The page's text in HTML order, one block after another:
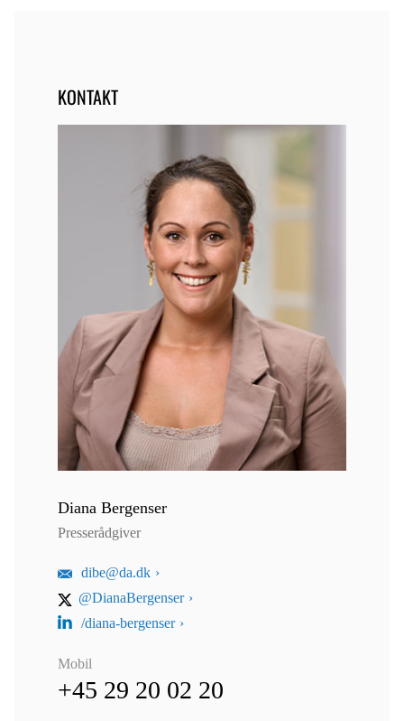
KONTAKT
Diana Bergenser
Presserådgiver
dibe@da.dk
@DianaBergenser
/diana-bergenser
Mobil
+45 29 20 02 20